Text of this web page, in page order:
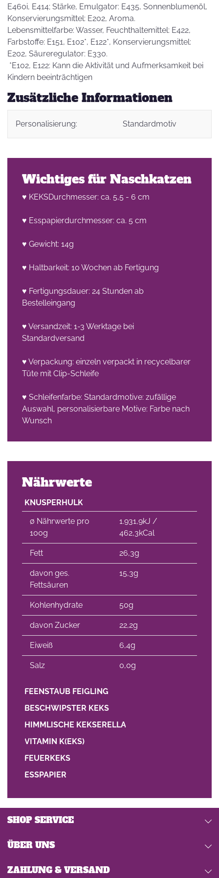
E460i, E414; Stärke, Emulgator: E435, Sonnenblumenöl,
Konservierungsmittel: E202, Aroma.
Lebensmittelfarbe: Wasser, Feuchthaltemittel: E422,
Farbstoffe: E151, E102*, E122*, Konservierungsmittel:
E202, Säureregulator: E330.
*E102, E122: Kann die Aktivität und Aufmerksamkeit bei
Kindern beeinträchtigen
Zusätzliche Informationen
Personalisierung: Standardmotiv
Wichtiges für Naschkatzen
♥ KEKSDurchmesser: ca. 5,5 - 6 cm
♥ Esspapierdurchmesser: ca. 5 cm
♥ Gewicht: 14g
♥ Haltbarkeit: 10 Wochen ab Fertigung
♥ Fertigungsdauer: 24 Stunden ab
Bestelleingang
♥ Versandzeit: 1-3 Werktage bei
Standardversand
♥ Verpackung: einzeln verpackt in recycelbarer
Tüte mit Clip-Schleife
♥ Schleifenfarbe: Standardmotive: zufällige
Auswahl, personalisierbare Motive: Farbe nach
Wunsch
Nährwerte
KNUSPERHULK
∅ Nährwerte pro
100g
1.931,9kJ /
462,3kCal
Fett 26,3g
davon ges.
Fettsäuren
15,3g
Kohlenhydrate 50g
davon Zucker 22,2g
Eiweiß 6,4g
Salz 0,0g
FEENSTAUB FEIGLING
BESCHWIPSTER KEKS
HIMMLISCHE KEKSERELLA
VITAMIN K(EKS)
FEUERKEKS
ESSPAPIER
SHOP SERVICE
ÜBER UNS
ZAHLUNG & VERSAND